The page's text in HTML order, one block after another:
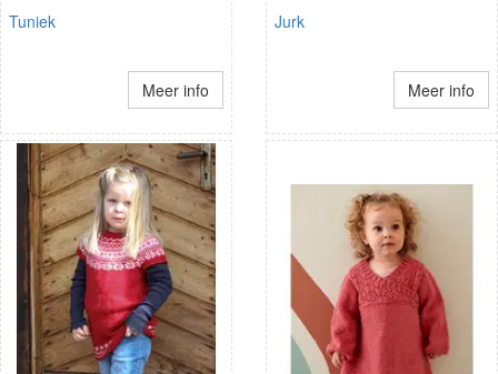
Tuniek
Meer info
Jurk
Meer info